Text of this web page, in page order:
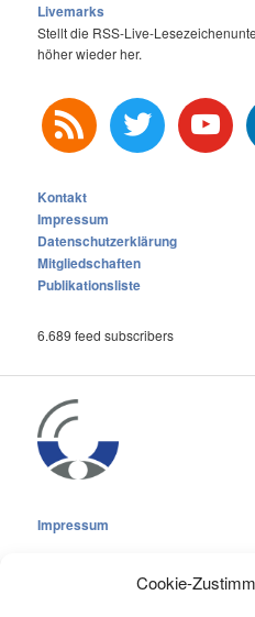
Cookie-
Livemarks
Stellt die RSS-Live-
höher wieder her.
rss twitter youtube
Kontakt
Impressum
Datenschutzerklärung
Mitgliedschaften
Publikationsliste
6.689 feed subscribers
Impressum